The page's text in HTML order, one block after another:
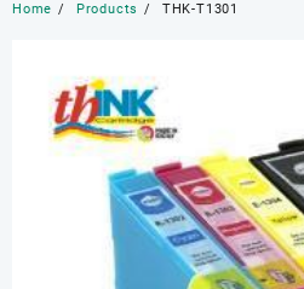
Home Products THK-T1301